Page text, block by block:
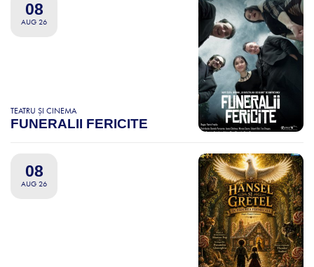
08
AUG 26
TEATRU ȘI CINEMA
FUNERALII FERICITE
08
AUG 26